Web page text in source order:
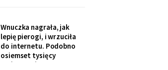
rozliczenie: „twoja
połowa za opiekunkę,
osiem tysięcy. Mama by
tak chciała".
Wnuczka nagrała, jak
lepię pierogi, i wrzuciła
do internetu. Podobno
osiemset tysięcy
wyświetleń - ludzie z